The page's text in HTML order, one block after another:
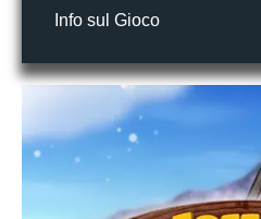
Info sul Gioco